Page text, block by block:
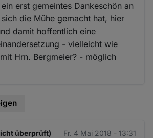
erst gemeintes Dankeschön an
die Mühe gemacht hat, hier
damit hoffentlich eine
- vielleicht wie
Hrn. Bergmeier? - möglich
überprüft) Fr. 4 Mai 2018 - 13:31